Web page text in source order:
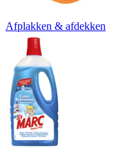
Afplakken & afdekken